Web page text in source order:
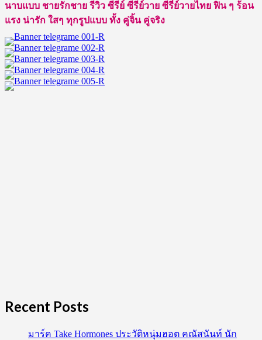
หนุ่ม
Cute
Boy
นัก
แสดง
ซี
นาบแบบ ชายรักชาย รีวิว ซีรีย์ ซีรีย์วาย ซีรี่ย์วายไทย ฟิน ๆ ร้อน
แรง น่ารัก ใสๆ ทุกรูปแบบ ทั้ง คู่จิ้น คู่จริง
Recent Posts
มาร์ค Take Hormones ประวัติหนุ่มฮอต คณัสนันท์ นัก